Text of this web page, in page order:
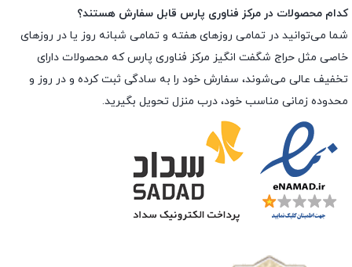
کدام محصولات در مرکز فناوری پارس قابل سفارش هستند؟
شما می‌توانید در تمامی روزهای هفته و تمامی شبانه روز یا در روزهای
خاصی مثل حراج شگفت انگیز مرکز فناوری پارس که محصولات دارای
تخفیف عالی می‌شوند، سفارش خود را به سادگی ثبت کرده و در روز و
محدوده زمانی مناسب خود، درب منزل تحویل بگیرید.